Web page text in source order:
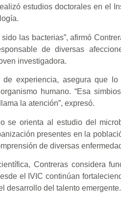
estudios doctorales en el
las bacterias”, afirmó
de diversas
investigadora.
experiencia, asegura que
humano. “Esa
la atención”, expresó.
se orienta al estudio del
presentes en la
de diversas
Contreras considera
el IVIC continúan
desarrollo del talento emergente.